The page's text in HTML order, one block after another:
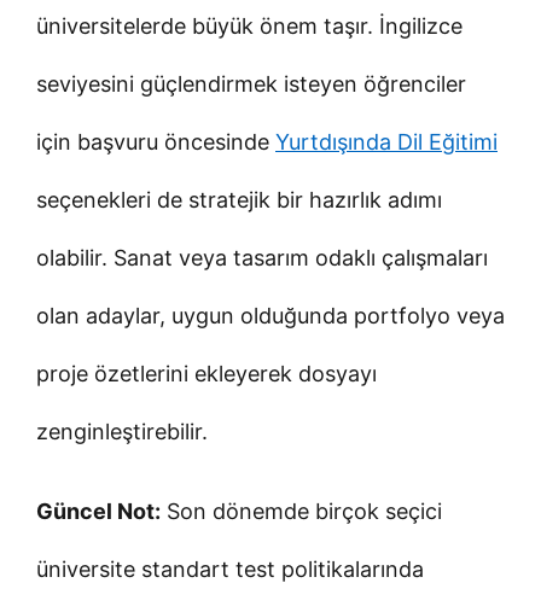
üniversitelerde büyük önem taşır. İngilizce
seviyesini güçlendirmek isteyen öğrenciler
için başvuru öncesinde Yurtdışında Dil Eğitimi
seçenekleri de stratejik bir hazırlık adımı
olabilir. Sanat veya tasarım odaklı çalışmaları
olan adaylar, uygun olduğunda portfolyo veya
proje özetlerini ekleyerek dosyayı
zenginleştirebilir.
Güncel Not: Son dönemde birçok seçici
üniversite standart test politikalarında